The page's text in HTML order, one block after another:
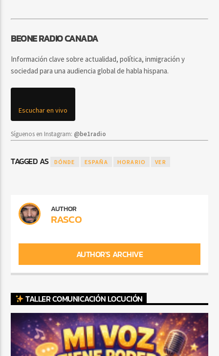
BEONE RADIO CANADA
Información clave sobre actualidad, política, inmigración y
sociedad para una audiencia global de habla hispana.
Escuchar en vivo
Síguenos en Instagram: @be1radio
TAGGED AS DÓNDE ESPAÑA HORARIO VER
AUTHOR
RASCO
AUTHOR'S ARCHIVE
TALLER COMUNICACIÓN LOCUCIÓN